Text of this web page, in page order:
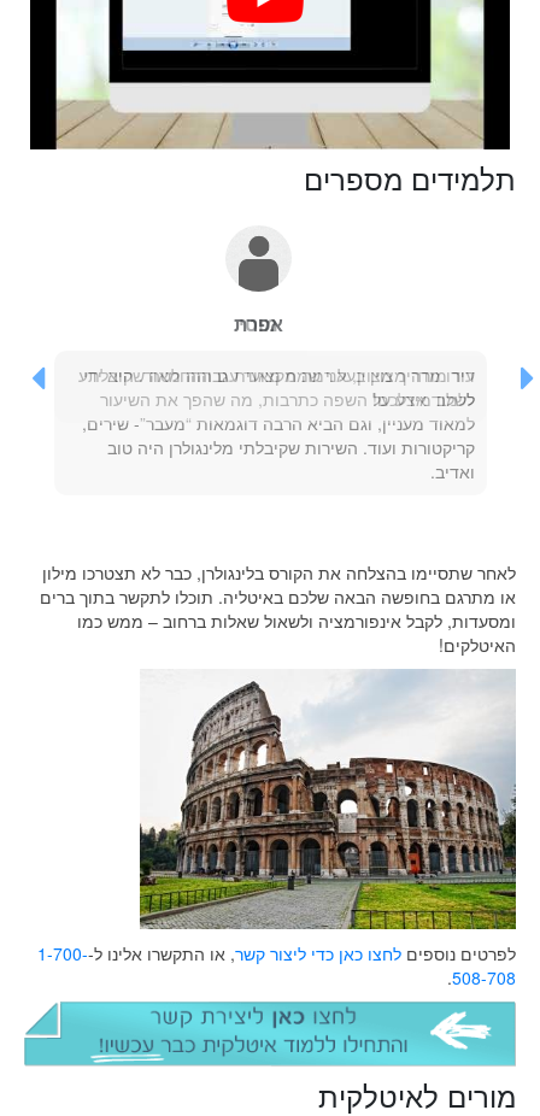
תלמידים מספרים
מוטי
עידו מדריך מצוין, אני שמח מאוד עם ההחלטה שקיבלתי
ללמוד אצלכם!
לאחר שתסיימו בהצלחה את הקורס בלינגולרן, כבר לא תצטרכו מילון
או מתרגם בחופשה הבאה שלכם באיטליה. תוכלו לתקשר בתוך ברים
ומסעדות, לקבל אינפורמציה ולשאול שאלות ברחוב – ממש כמו
האיטלקים!
לפרטים נוספים לחצו כאן כדי ליצור קשר, או התקשרו אלינו ל-1-700-
508-708
.
מורים לאיטלקית